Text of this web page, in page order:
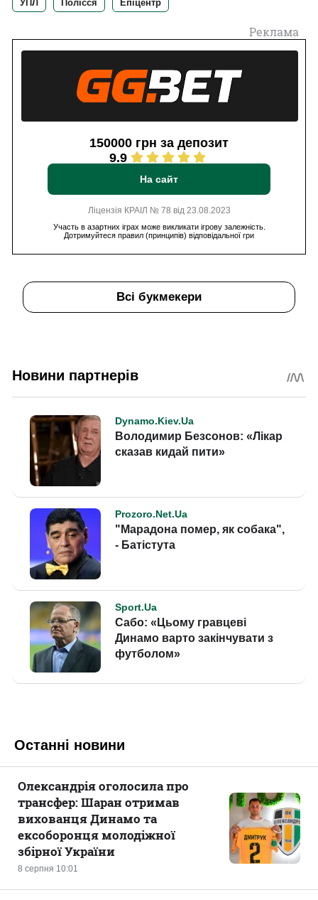
УПЛ Полісся Епіцентр
Реклама
150000 грн за депозит
9.9
На сайт
Ліцензія КРАІЛ № 78 від 23.08.2023
Участь в азартних іграх може викликати ігрову залежність.
Дотримуйтеся правил (принципів) відповідальної гри
Всі букмекери
Останні новини
8 серпня 10:01
Олександрія оголосила про
трансфер: Шаран отримав
вихованця Динамо та
ексоборонця молодіжної
збірної України